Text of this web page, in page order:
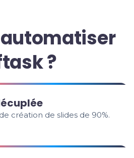
?
création de slides de 90%.